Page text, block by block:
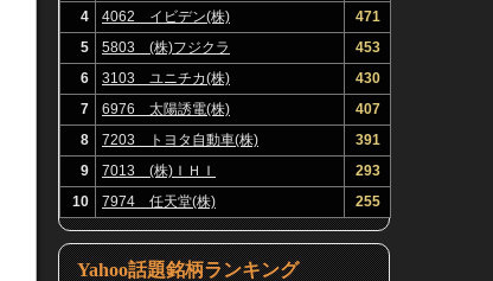
4
4062 イビデン(株)
471
5
5803 (株)フジクラ
453
6
3103 ユニチカ(株)
430
7
6976 太陽誘電(株)
407
8
7203 トヨタ自動車(株)
391
9
7013 (株)ＩＨＩ
293
10
7974 任天堂(株) 255
Yahoo話題銘柄ランキング